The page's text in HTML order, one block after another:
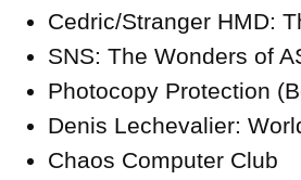
Cedric/Stranger HMD:
SNS: The Wonders of
Photocopy Protection
Denis Lechevalier:
Chaos Computer Club